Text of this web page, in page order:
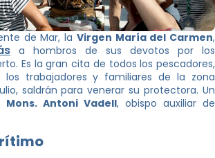
de Mar, la Virgen María del Carmen,
a hombros de sus devotos por los
Es la gran cita de todos los pescadores,
los trabajadores y familiares de la zona
saldrán para venerar su protectora. Un
Mons. Antoni Vadell, obispo auxiliar de